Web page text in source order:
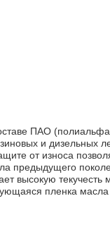
ПАО
и дизельных
от износа
предыдущего
высокую
пленка